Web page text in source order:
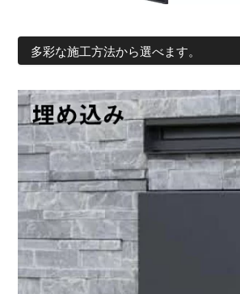
多彩な施工方法から選べます。